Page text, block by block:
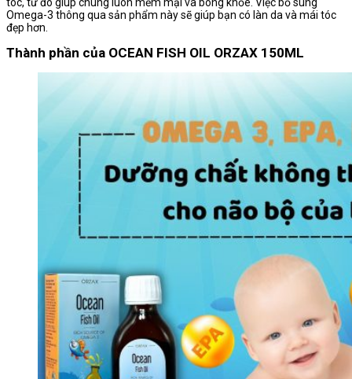
tóc, từ đó giúp chúng luôn mềm mại và bóng khỏe. Việc bổ sung
Omega-3 thông qua sản phẩm này sẽ giúp bạn có làn da và mái tóc
đẹp hơn.
Thành phần của OCEAN FISH OIL ORZAX 150ML